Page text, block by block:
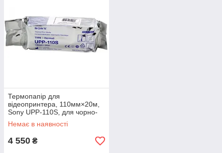
Термопапір для
відеопринтера, 110мм×20м,
Sony UPP-110S, для чорно-
білого друку, тип I, 10 рулонів
Немає в наявності
4 550 ₴